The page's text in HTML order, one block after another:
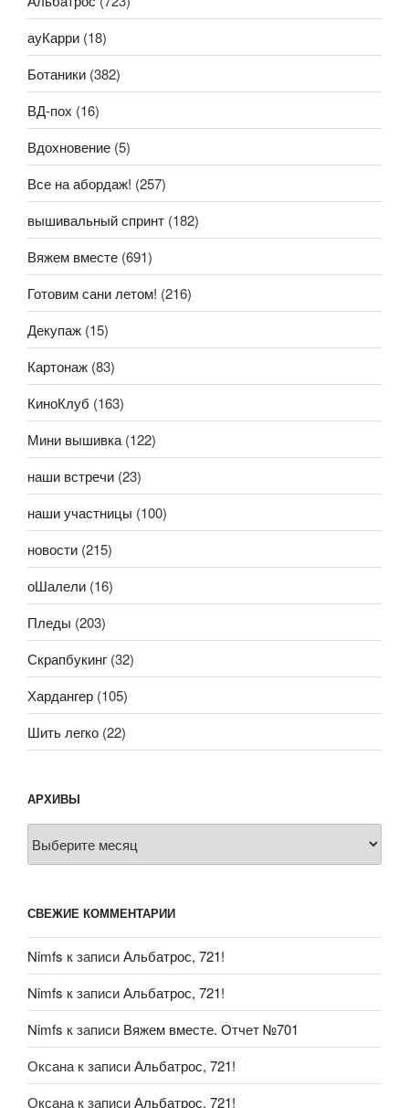
ауКарри (18)
Ботаники (382)
ВД-пох (16)
Вдохновение (5)
Все на абордаж! (257)
вышивальный спринт (182)
Вяжем вместе (691)
Готовим сани летом! (216)
Декупаж (15)
Картонаж (83)
КиноКлуб (163)
Мини вышивка (122)
наши встречи (23)
наши участницы (100)
новости (215)
оШалели (16)
Пледы (203)
Скрапбукинг (32)
Хардангер (105)
Шить легко (22)
АРХИВЫ
СВЕЖИЕ КОММЕНТАРИИ
Nimfs к записиАльбатрос, 721!
Nimfs к записиАльбатрос, 721!
Nimfs к записи Вяжем вместе. Отчет №701
Оксана к записиАльбатрос, 721!
Оксана к записиАльбатрос, 721!